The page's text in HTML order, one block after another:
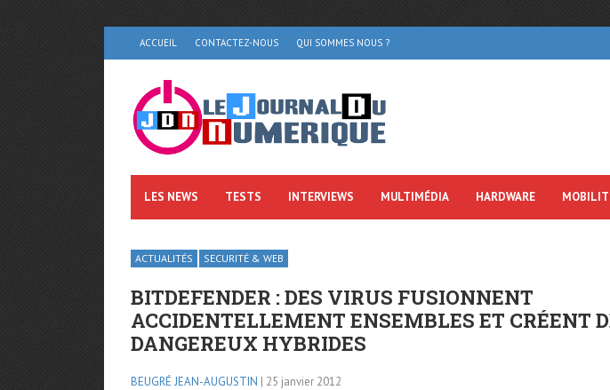
ACCUEIL CONTACTEZ-NOUS QUI SOMMES NOUS ?
LES NEWS TESTS INTERVIEWS MULTIMÉDIA HARDWARE
ACTUALITÉS SECURITÉ & WEB
BITDEFENDER : DES VIRUS FUSIONNENT
ACCIDENTELLEMENT ENSEMBLES ET CRÉENT
DANGEREUX HYBRIDES
BEUGRÉ JEAN-AUGUSTIN | 25 janvier 2012